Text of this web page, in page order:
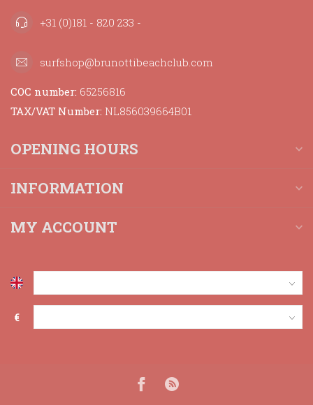
+31 (0)181 - 820 233 -
surfshop@brunottibeachclub.com
COC number: 65256816
TAX/VAT Number: NL856039664B01
OPENING HOURS
INFORMATION
MY ACCOUNT
€